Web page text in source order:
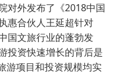
对外发布了《2018中国
惠合伙人王延超针对
国文旅行业的蓬勃发
投资快速增长的背后是
游项目和投资规模均实